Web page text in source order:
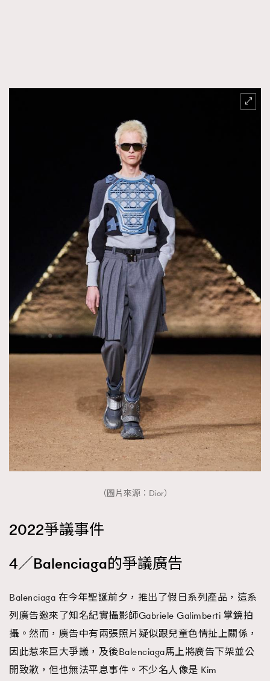
（圖片來源：Dior）
2022爭議事件
4／Balenciaga的爭議廣告
Balenciaga 在今年聖誕前夕，推出了假日系列產品，這系
列廣告邀來了知名紀實攝影師Gabriele Galimberti 掌鏡拍
攝。然而，廣告中有兩張照片疑似跟兒童色情扯上關係，
因此惹來巨大爭議，及後Balenciaga馬上將廣告下架並公
開致歉，但也無法平息事件。不少名人像是 Kim